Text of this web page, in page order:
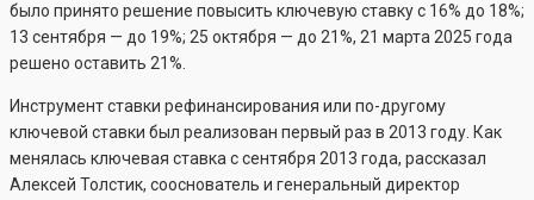
было принято решение повысить ключевую ставку с 16% до 18%;
13 сентября — до 19%; 25 октября — до 21%, 21 марта 2025 года
решено оставить 21%.
Инструмент ставки рефинансирования или по-другому
ключевой ставки был реализован первый раз в 2013 году. Как
менялась ключевая ставка с сентября 2013 года, рассказал
Алексей Толстик, сооснователь и генеральный директор